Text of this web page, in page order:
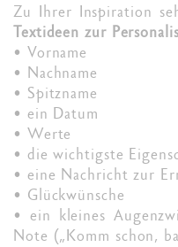
Zu Ihrer Inspiration
Textideen zur
• Vorname
• Nachname
• Spitzname
• ein Datum
• Werte
• die wichtigste
• eine Nachricht zur
• Glückwünsche
• ein kleines
Note („Komm schon,